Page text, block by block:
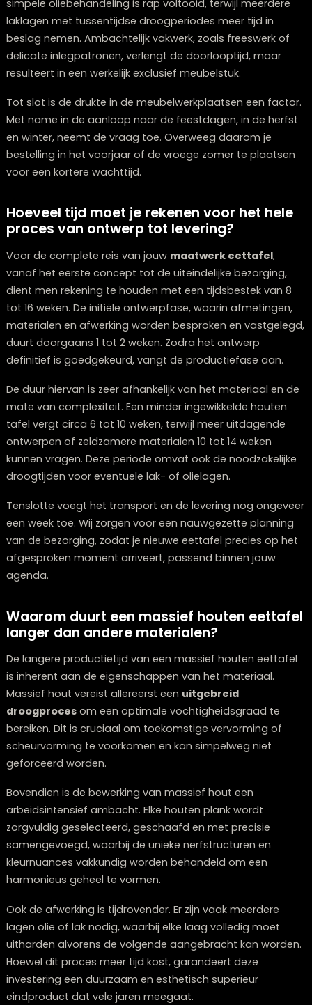
een strakke, rechthoekige tafel met standaard poten
doorgaans sneller gerealiseerd dan een complexe
variant met een gedetailleerd onderstel.
Ook de toegepaste afwerkingsmethode is van
simpele oliebehandeling is rap voltooid, terwijl
laklagen met tussentijdse droogperiodes meer tijd in
beslag nemen. Ambachtelijk vakwerk, zoals freeswerk
delicate inlegpatronen, verlengt de doorlooptijd, maar
resulteert in een werkelijk exclusief meubelstuk.
Tot slot is de drukte in de meubelwerkplaatsen een
Met name in de aanloop naar de feestdagen, in de
en winter, neemt de vraag toe. Overweeg daarom je
bestelling in het voorjaar of de vroege zomer te
voor een kortere wachttijd.
Hoeveel tijd moet je rekenen voor het
proces van ontwerp tot levering?
vanaf het eerste concept tot de uiteindelijke
dient men rekening te houden met een tijdsbestek
tot 16 weken. De initiële ontwerpfase, waarin
materialen en afwerking worden besproken en
duurt doorgaans 1 tot 2 weken. Zodra het ontwerp
De duur hiervan is zeer afhankelijk van het materiaal
mate van complexiteit. Een minder ingewikkelde
tafel vergt circa 6 tot 10 weken, terwijl meer
kunnen vragen. Deze periode omvat ook de
droogtijden voor eventuele lak- of olielagen.
Tenslotte voegt het transport en de levering nog
een week toe. Wij zorgen voor een nauwgezette
van de bezorging, zodat je nieuwe eettafel precies
afgesproken moment arriveert, passend binnen jouw
agenda.
langer dan andere materialen?
De langere productietijd van een massief houten
is inherent aan de eigenschappen van het materiaal.
Massief hout vereist allereerst eenuitgebreid
droogprocesom een optimale vochtigheidsgraad te
bereiken. Dit is cruciaal om toekomstige vervorming
scheurvorming te voorkomen en kan simpelweg niet
geforceerd worden.
Bovendien is de bewerking van massief hout een
arbeidsintensief ambacht. Elke houten plank wordt